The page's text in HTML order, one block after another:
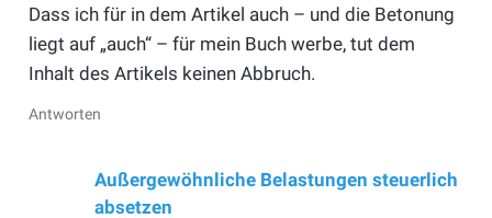
Dass ich für in dem Artikel auch – und die Betonung
liegt auf „auch“ – für mein Buch werbe, tut dem
Inhalt des Artikels keinen Abbruch.
Antworten
Außergewöhnliche Belastungen steuerlich
absetzen